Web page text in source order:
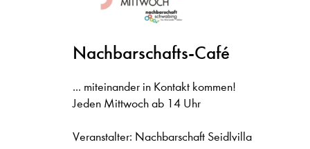
Nachbarschafts-Café
... miteinander in Kontakt kommen!
Jeden Mittwoch ab 14 Uhr
Veranstalter: Nachbarschaft Seidlvilla